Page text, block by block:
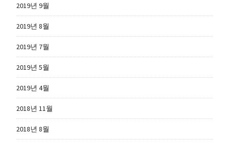
2019년 9월
2019년 8월
2019년 7월
2019년 5월
2019년 4월
2018년 11월
2018년 8월